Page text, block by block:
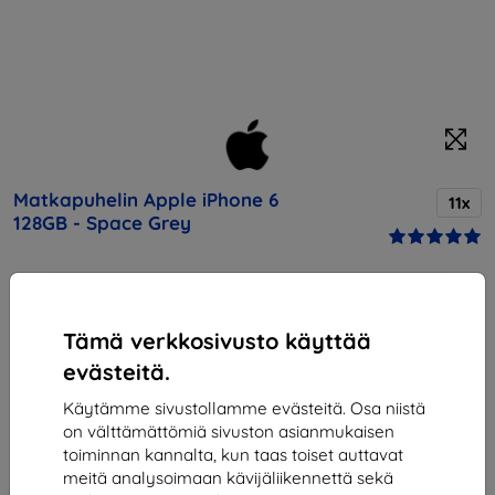
Tämä verkkosivusto käyttää
evästeitä.
Käytämme sivustollamme evästeitä. Osa niistä
on välttämättömiä sivuston asianmukaisen
toiminnan kannalta, kun taas toiset auttavat
meitä analysoimaan kävijäliikennettä sekä
Matkapuhelin Apple iPhone 6
128GB - Space Grey
11x
452,90 €
407,61 €